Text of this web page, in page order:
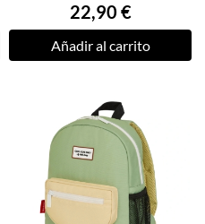
22,90 €
Añadir al carrito